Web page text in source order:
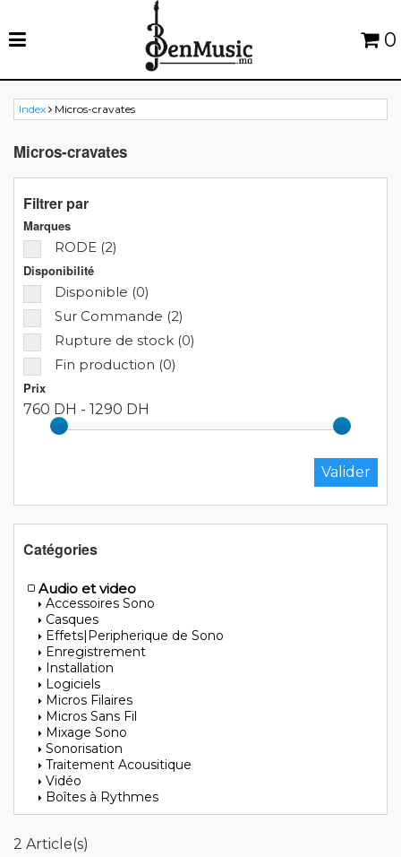
0
Index Micros-cravates
Micros-cravates
Filtrer par
Marques
RODE (2)
Disponibilité
Disponible (0)
Sur Commande (2)
Rupture de stock (0)
Fin production (0)
Prix
760 DH - 1290 DH
Catégories
Audio et video
Accessoires Sono
Casques
Effets|Peripherique de Sono
Enregistrement
Installation
Logiciels
Micros Filaires
Micros Sans Fil
Mixage Sono
Sonorisation
Traitement Acousitique
Vidéo
Boîtes à Rythmes
2 Article(s)